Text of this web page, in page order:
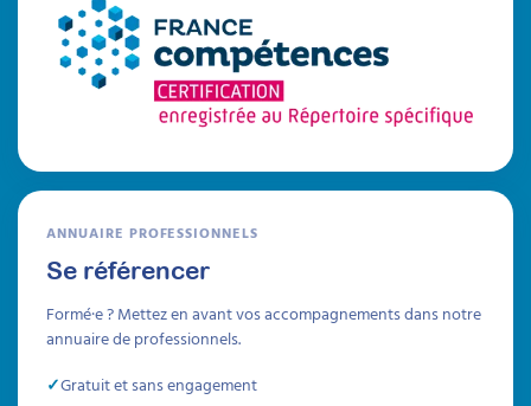
ANNUAIRE PROFESSIONNELS
Se référencer
Formé·e ? Mettez en avant vos accompagnements dans notre
annuaire de professionnels.
Gratuit et sans engagement